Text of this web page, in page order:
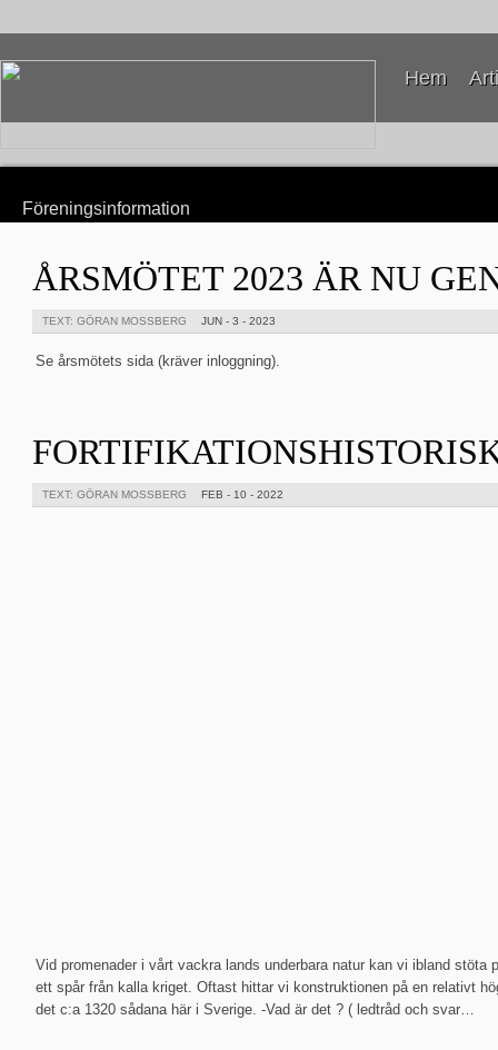
Hem
Föreningsinformation
ÅRSMÖTET 2023 ÄR NU
TEXT: GÖRAN MOSSBERG JUN - 3 - 2023
Se årsmötets sida (kräver inloggning).
TEXT: GÖRAN MOSSBERG FEB - 10 - 2022
Vid promenader i vårt vackra lands underbara natur kan vi ibland stöta
ett spår från kalla kriget. Oftast hittar vi konstruktionen på en relativt
det c:a 1320 sådana här i Sverige. -Vad är det ? ( ledtråd och svar…